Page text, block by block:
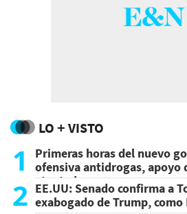
LO + VISTO
1
Primeras horas del nuevo
ofensiva antidrogas, apoyo
atentado
2 EE.UU: Senado confirma a
exabogado de Trump, como